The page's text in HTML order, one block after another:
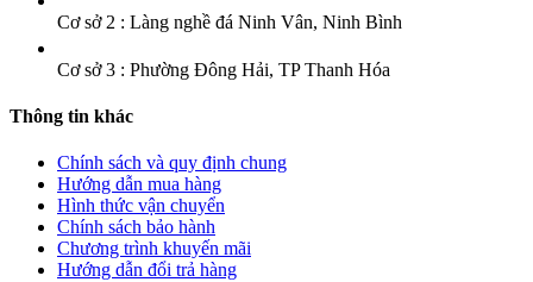
Cơ sở 2 : Làng nghề đá Ninh Vân, Ninh Bình
Cơ sở 3 : Phường Đông Hải, TP Thanh Hóa
Thông tin khác
Chính sách và quy định chung
Hướng dẫn mua hàng
Hình thức vận chuyển
Chính sách bảo hành
Chương trình khuyến mãi
Hướng dẫn đổi trả hàng